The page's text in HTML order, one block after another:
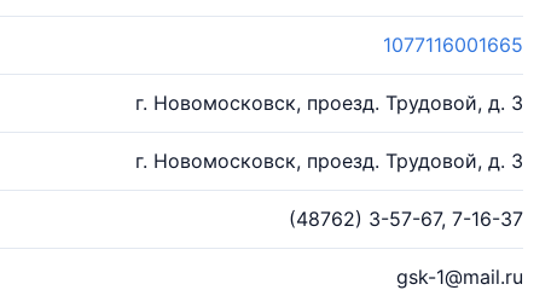
1077116001665
г. Новомосковск, проезд. Трудовой, д. 3
г. Новомосковск, проезд. Трудовой, д. 3
(48762) 3-57-67, 7-16-37
gsk-1@mail.ru